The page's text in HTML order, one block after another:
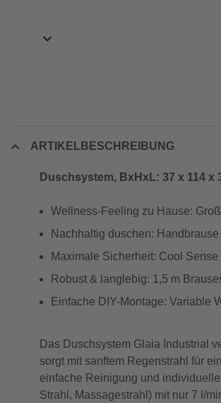
ARTIKELBESCHREIBUNG
Duschsystem, BxHxL: 37 x 114 x
Wellness-Feeling zu Hause:
Nachhaltig duschen:
Maximale Sicherheit: Cool
Robust & langlebig: 1,5 m
Einfache DIY-Montage: Variable
Das Duschsystem Glaia Industrial
sorgt mit sanftem Regenstrahl für
einfache Reinigung und
Strahl, Massagestrahl) mit nur 7 l/